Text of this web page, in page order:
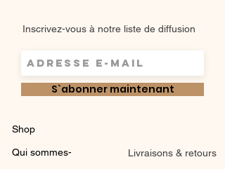
Inscrivez-vous à notre liste de diffusion
S`abonner maintenant
Shop
Qui sommes- Livraisons & retours